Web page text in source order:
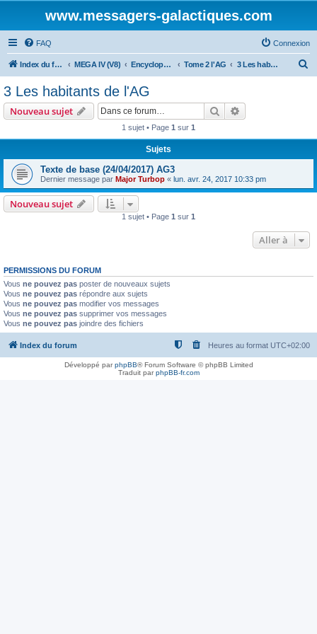
www.messagers-galactiques.com
FAQ Connexion
Index du forum MEGA IV (V8) Encyclopédie (V8) Tome 2 l'AG 3 Les habitants de l'AG
3 Les habitants de l'AG
Nouveau sujet Rechercher
1 sujet • Page 1 sur 1
Sujets
Texte de base (24/04/2017) AG3
Dernier message par Major Turbop « lun. avr. 24, 2017 10:33 pm
Nouveau sujet
1 sujet • Page 1 sur 1
Aller à
PERMISSIONS DU FORUM
Vous ne pouvez pas poster de nouveaux sujets
Vous ne pouvez pas répondre aux sujets
Vous ne pouvez pas modifier vos messages
Vous ne pouvez pas supprimer vos messages
Vous ne pouvez pas joindre des fichiers
Index du forum Heures au format UTC+02:00
Développé parphpBB® Forum Software © phpBB Limited
Traduit parphpBB-fr.com